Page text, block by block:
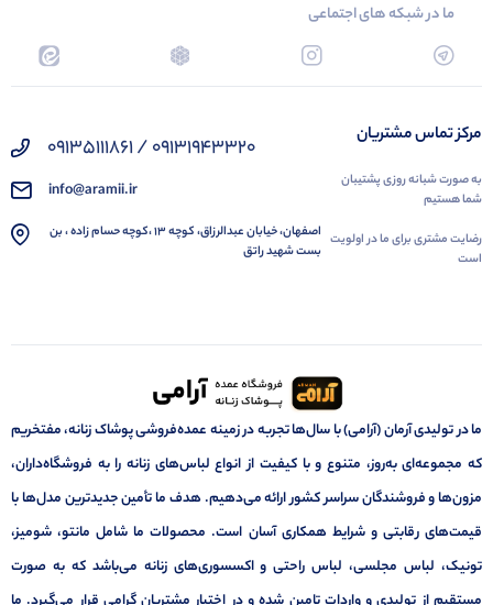
ما در شبکه های اجتماعی
مرکز تماس مشتریان
به صورت شبانه روزی پشتیبان
شما هستیم
رضایت مشتری برای ما در اولویت
است
09131943320 / 09135111861
info@aramii.ir
اصفهان، خیابان عبدالرزاق، کوچه 13 ،کوچه حسام زاده ، بن
بست شهید راتق
ما در تولیدی آرمان (آرامی) با سال‌ها تجربه در زمینه عمده‌فروشی پوشاک زنانه، مفتخریم
که مجموعه‌ای به‌روز، متنوع و با کیفیت از انواع لباس‌های زنانه را به فروشگاه‌داران،
مزون‌ها و فروشندگان سراسر کشور ارائه می‌دهیم. هدف ما تأمین جدیدترین مدل‌ها با
قیمت‌های رقابتی و شرایط همکاری آسان است. محصولات ما شامل مانتو، شومیز،
تونیک، لباس مجلسی، لباس راحتی و اکسسوری‌های زنانه می‌باشد که به صورت